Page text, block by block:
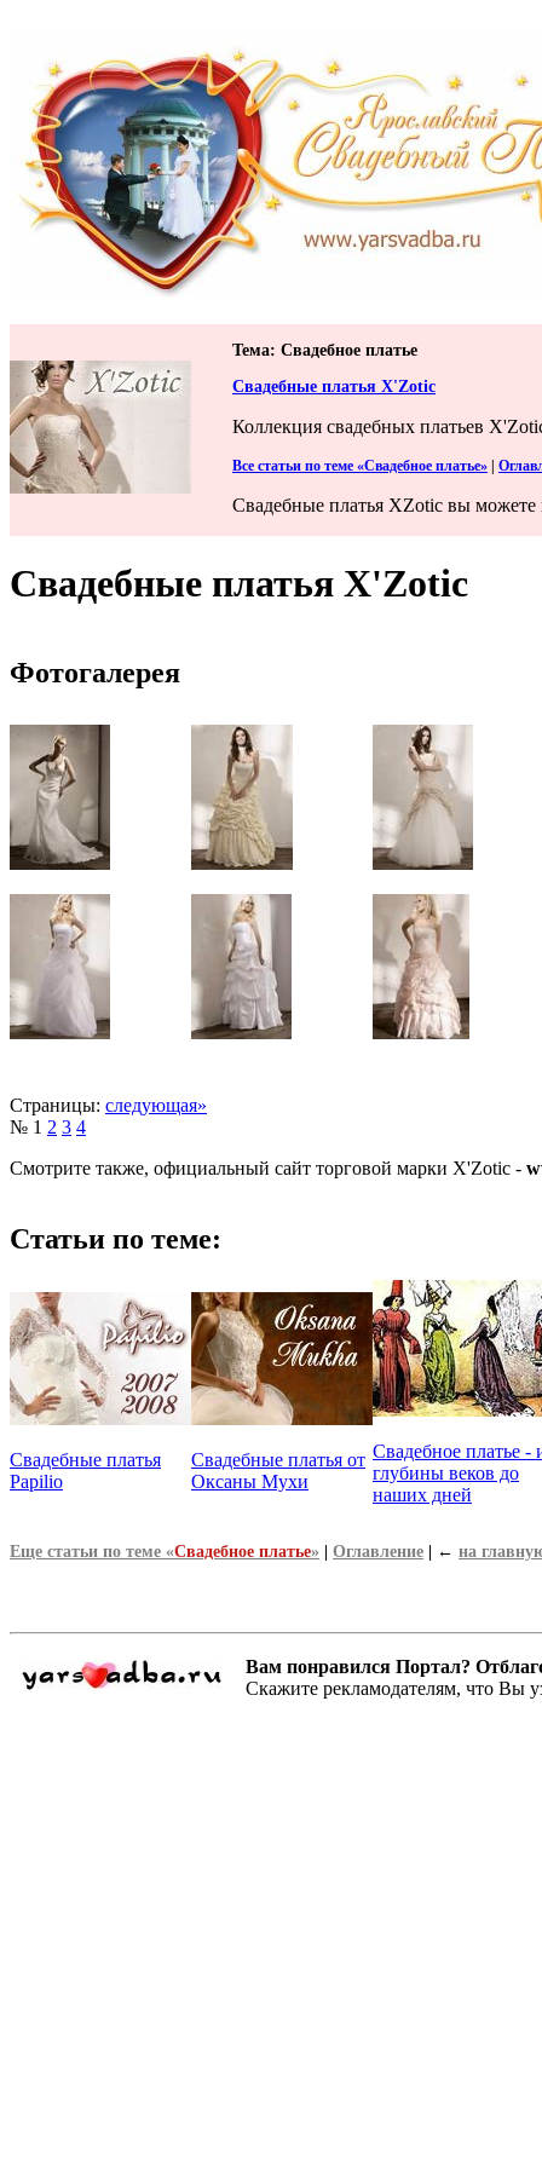
Тема: Свадебное платье
Свадебные платья X'Zotic
Коллекция свадебных платьев
Все статьи по теме «Свадебное платье»
Свадебные платья XZotic вы можете
Свадебные платья X'Zotic
Фотогалерея
Страницы: следующая»
№ 1 2 3 4
Смотрите также, официальный сайт торговой марки X'Zotic -
Статьи по теме:
Свадебные платья
Papilio
Свадебные платья от
Оксаны Мухи
Свадебное платье -
глубины веков до
наших дней
Еще статьи по теме «Свадебное платье» | Оглавление | ← на
Вам понравился Портал?
Скажите рекламодателям, что Вы